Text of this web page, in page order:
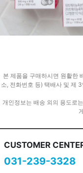
본 제품을 구매하시면 원활한
소, 전화번호 등) 택배사 및 제
개인정보는 배송 외의 용도로
CUSTOMER
031-239-3328